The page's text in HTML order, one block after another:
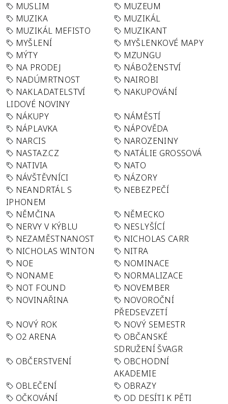
MUSLIM
MUZEUM
MUZIKA
MUZIKÁL
MUZIKÁL MEFISTO
MUZIKANT
MYŠLENÍ
MYŠLENKOVÉ MAPY
MÝTY
MZUNGU
NA PRODEJ
NÁBOŽENSTVÍ
NADÚMRTNOST
NAIROBI
NAKLADATELSTVÍ
LIDOVÉ NOVINY
NAKUPOVÁNÍ
NÁKUPY
NÁMĚSTÍ
NÁPLAVKA
NÁPOVĚDA
NARCIS
NAROZENINY
NASTAZ.CZ
NATÁLIE GROSSOVÁ
NATIVIA
NATO
NÁVŠTĚVNÍCI
NÁZORY
NEANDRTÁL S
IPHONEM
NEBEZPEČÍ
NĚMČINA
NĚMECKO
NERVY V KÝBLU
NESLYŠÍCÍ
NEZAMĚSTNANOST
NICHOLAS CARR
NICHOLAS WINTON
NITRA
NOE
NOMINACE
NONAME
NORMALIZACE
NOT FOUND
NOVEMBER
NOVINAŘINA
NOVOROČNÍ
PŘEDSEVZETÍ
NOVÝ ROK
NOVÝ SEMESTR
O2 ARENA
OBČANSKÉ
SDRUŽENÍ ŠVAGR
OBČERSTVENÍ
OBCHODNÍ
AKADEMIE
OBLEČENÍ
OBRAZY
OČKOVÁNÍ
OD DESÍTI K PĚTI